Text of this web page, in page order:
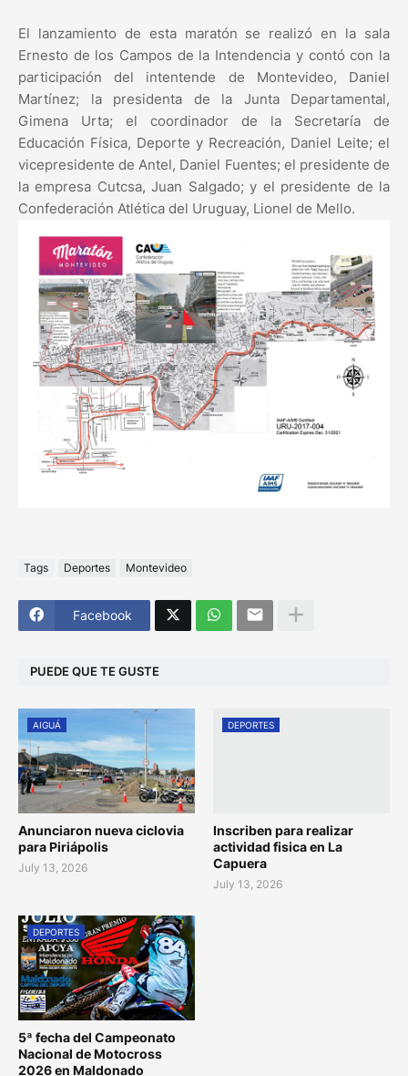
El lanzamiento de esta maratón se realizó en la sala
Ernesto de los Campos de la Intendencia y contó con la
participación del intentende de Montevideo, Daniel
Martínez; la presidenta de la Junta Departamental,
Gimena Urta; el coordinador de la Secretaría de
Educación Física, Deporte y Recreación, Daniel Leite; el
vicepresidente de Antel, Daniel Fuentes; el presidente de
la empresa Cutcsa, Juan Salgado; y el presidente de la
Confederación Atlética del Uruguay, Lionel de Mello.
Tags Deportes Montevideo
Facebook
PUEDE QUE TE GUSTE
AIGUÁ
Anunciaron nueva ciclovia
para Piriápolis
July 13, 2026
DEPORTES
Inscriben para realizar
actividad fisica en La
Capuera
July 13, 2026
DEPORTES
5ª fecha del Campeonato
Nacional de Motocross
2026 en Maldonado